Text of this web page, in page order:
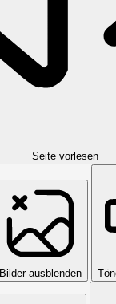
Seite vorlesen
Bilder ausblenden